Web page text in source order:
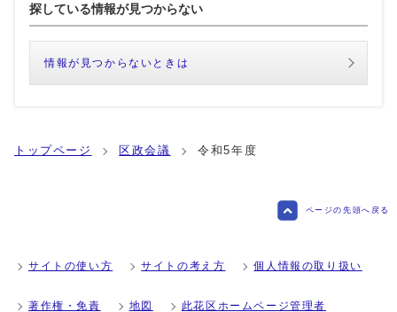
探している情報が見つからない
情報が見つからないときは
トップページ 区政会議 令和5年度
ページの先頭へ戻る
サイトの使い方 サイトの考え方 個人情報の取り扱い
著作権・免責 地図 此花区ホームページ管理者